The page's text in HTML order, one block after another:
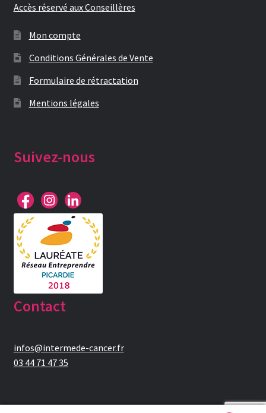
Accès réservé aux Conseillères
Mon compte
Conditions Générales de Vente
Formulaire de rétractation
Mentions légales
Suivez-nous
Contact
infos@intermede-cancer.fr
03 44 71 47 35